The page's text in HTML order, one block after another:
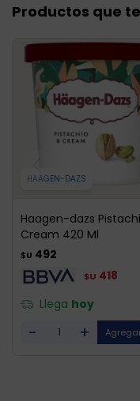
Productos que
HAAGEN-DAZS
Haagen-dazs
Cream 420 Ml
$U 492
$U 418
Llega hoy
- +